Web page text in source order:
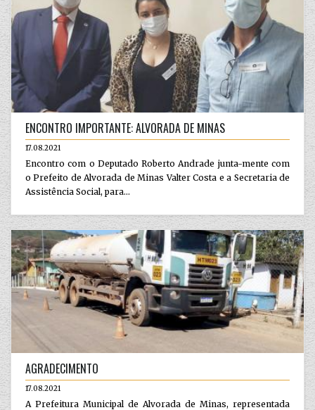
ENCONTRO IMPORTANTE: ALVORADA DE MINAS
17.08.2021
Encontro com o Deputado Roberto Andrade junta-mente com
o Prefeito de Alvorada de Minas Valter Costa e a Secretaria de
Assistência Social, para...
AGRADECIMENTO
17.08.2021
A Prefeitura Municipal de Alvorada de Minas, representada